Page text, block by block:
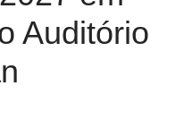
Auditório